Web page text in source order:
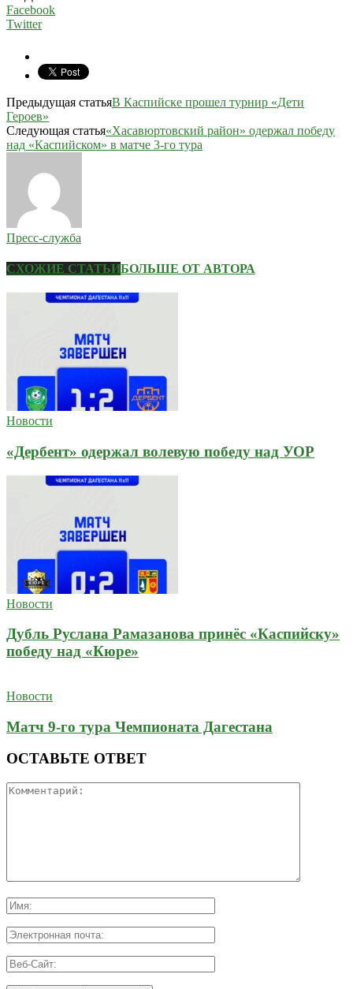
Facebook
Twitter
Предыдущая статьяВ Каспийске прошел турнир «Дети
Героев»
Следующая статья«Хасавюртовский район» одержал победу
над «Каспийском» в матче 3-го тура
Пресс-служба
СХОЖИЕ СТАТЬИБОЛЬШЕ ОТ АВТОРА
Новости
«Дербент» одержал волевую победу над УОР
Новости
Дубль Руслана Рамазанова принёс «Каспийску»
победу над «Кюре»
Новости
Матч 9-го тура Чемпионата Дагестана
ОСТАВЬТЕ ОТВЕТ